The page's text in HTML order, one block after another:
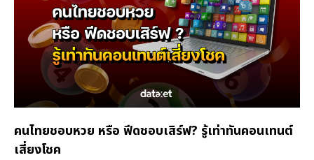
คนไทยชอบหวย หรือ ฟีดชอบเสิร์ฟ? รู้เท่าทันคอนเทนต์
เสี่ยงโชค